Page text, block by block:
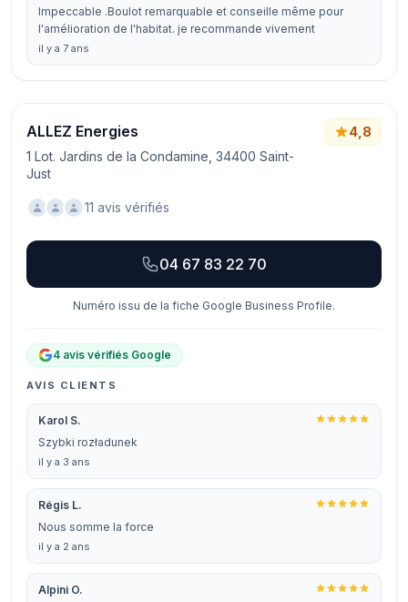
Impeccable .Boulot remarquable et conseille même pour
l'amélioration de l'habitat. je recommande vivement
il y a 7 ans
ALLEZ Energies
1 Lot. Jardins de la Condamine, 34400 Saint-
Just
4,8
11 avis vérifiés
04 67 83 22 70
Numéro issu de la fiche Google Business Profile.
4 avis vérifiés Google
AVIS CLIENTS
Karol S.
Szybki rozładunek
il y a 3 ans
Régis L.
Nous somme la force
il y a 2 ans
Alpini O.